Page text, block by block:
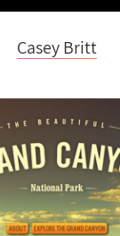
Casey Britt